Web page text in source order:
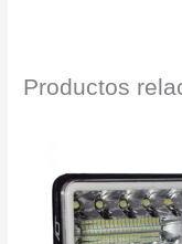
Productos